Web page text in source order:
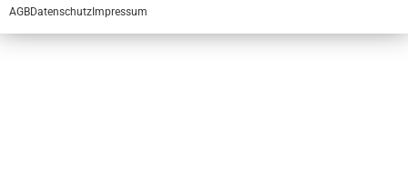
AGBDatenschutz Impressum